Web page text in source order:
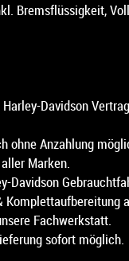
Bremsflüssigkeit,
Davidson
ohne Anzahlung
Marken.
Davidson
Komplettaufbereitung
Fachwerkstatt.
sofort möglich.